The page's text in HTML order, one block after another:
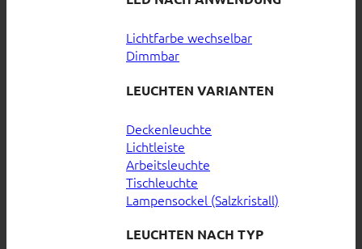
Lichtfarbe wechselbar
Dimmbar
LEUCHTEN VARIANTEN
Deckenleuchte
Lichtleiste
Arbeitsleuchte
Tischleuchte
Lampensockel (Salzkristall)
LEUCHTEN NACH TYP